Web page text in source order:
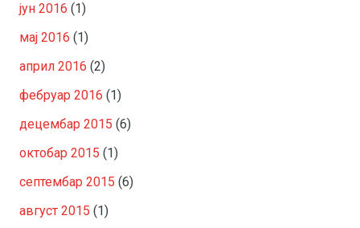
јун 2016 (1)
мај 2016 (1)
април 2016 (2)
фебруар 2016 (1)
децембар 2015 (6)
октобар 2015 (1)
септембар 2015 (6)
август 2015 (1)